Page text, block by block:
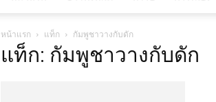
หน้าแรก แท็ก กัมพูชาวางกับดัก
แท็ก: กัมพูชาวางกับดัก